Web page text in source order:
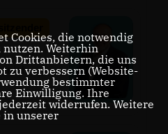
Cookies, die notwendig
nutzen. Weiterhin
Drittanbietern, die uns
zu verbessern (Website-
bestimmter
Einwilligung. Ihre
widerrufen. Weitere
in unserer